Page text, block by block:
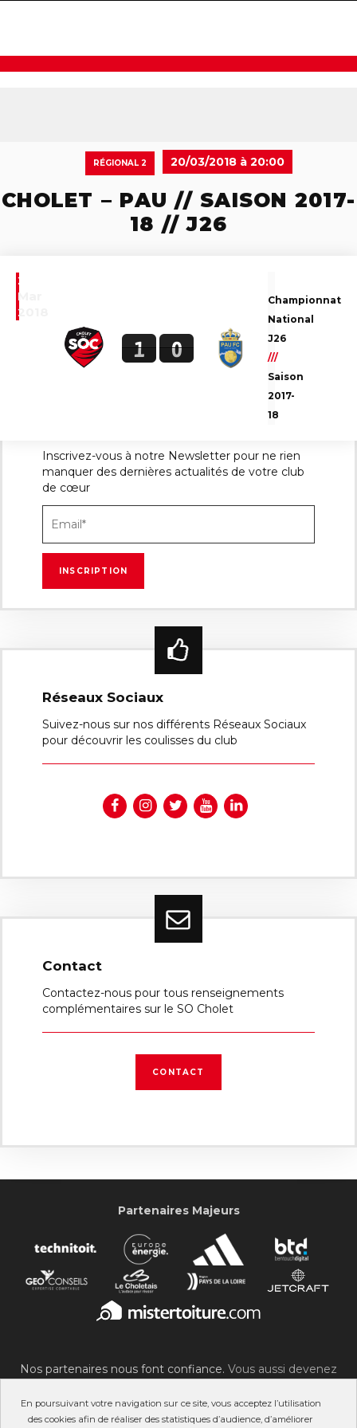
En poursuivant votre navigation sur ce site, vous acceptez l’utilisation
des cookies afin de réaliser des statistiques d’audience, d’améliorer
RÉGIONAL 2 20/03/2018 à 20:00
CHOLET – PAU // SAISON 2017-
18 // J26
20
Mar
2018
1 0
Championnat
National
J26
///
Saison
2017-
18
Inscrivez-vous à notre Newsletter pour ne rien
manquer des dernières actualités de votre club
de cœur
Réseaux Sociaux
Suivez-nous sur nos différents Réseaux Sociaux
pour découvrir les coulisses du club
Contact
Contactez-nous pour tous renseignements
complémentaires sur le SO Cholet
CONTACT
Partenaires Majeurs
Nos partenaires nous font confiance. Vous aussi devenez